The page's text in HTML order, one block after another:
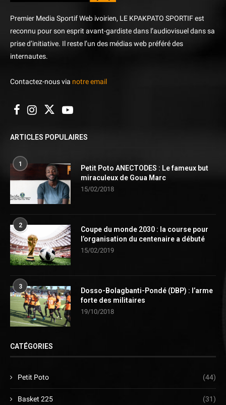
Premier Media Sportif Web ivoirien, LE KPAKPATO SPORTIF est
reconnu pour son esprit avant-gardiste dans l’audiovisuel dans sa
prise d’initiative. Il reste l’un des médias web préféré des
internautes.
Contactez-nous via notre email
ARTICLES POPULAIRES
1
Petit Poto ANECTODES : Le fameux but
miraculeux de Goua Marc
15/02/2018
2
Coupe du monde 2030 : la course pour
l’organisation du centenaire a débuté
15/02/2019
3
Dosso-Bolagbanti-Pondé (DBP) : l’arme
forte des militaires
19/10/2018
CATÉGORIES
Petit Poto (44)
Basket 225 (31)